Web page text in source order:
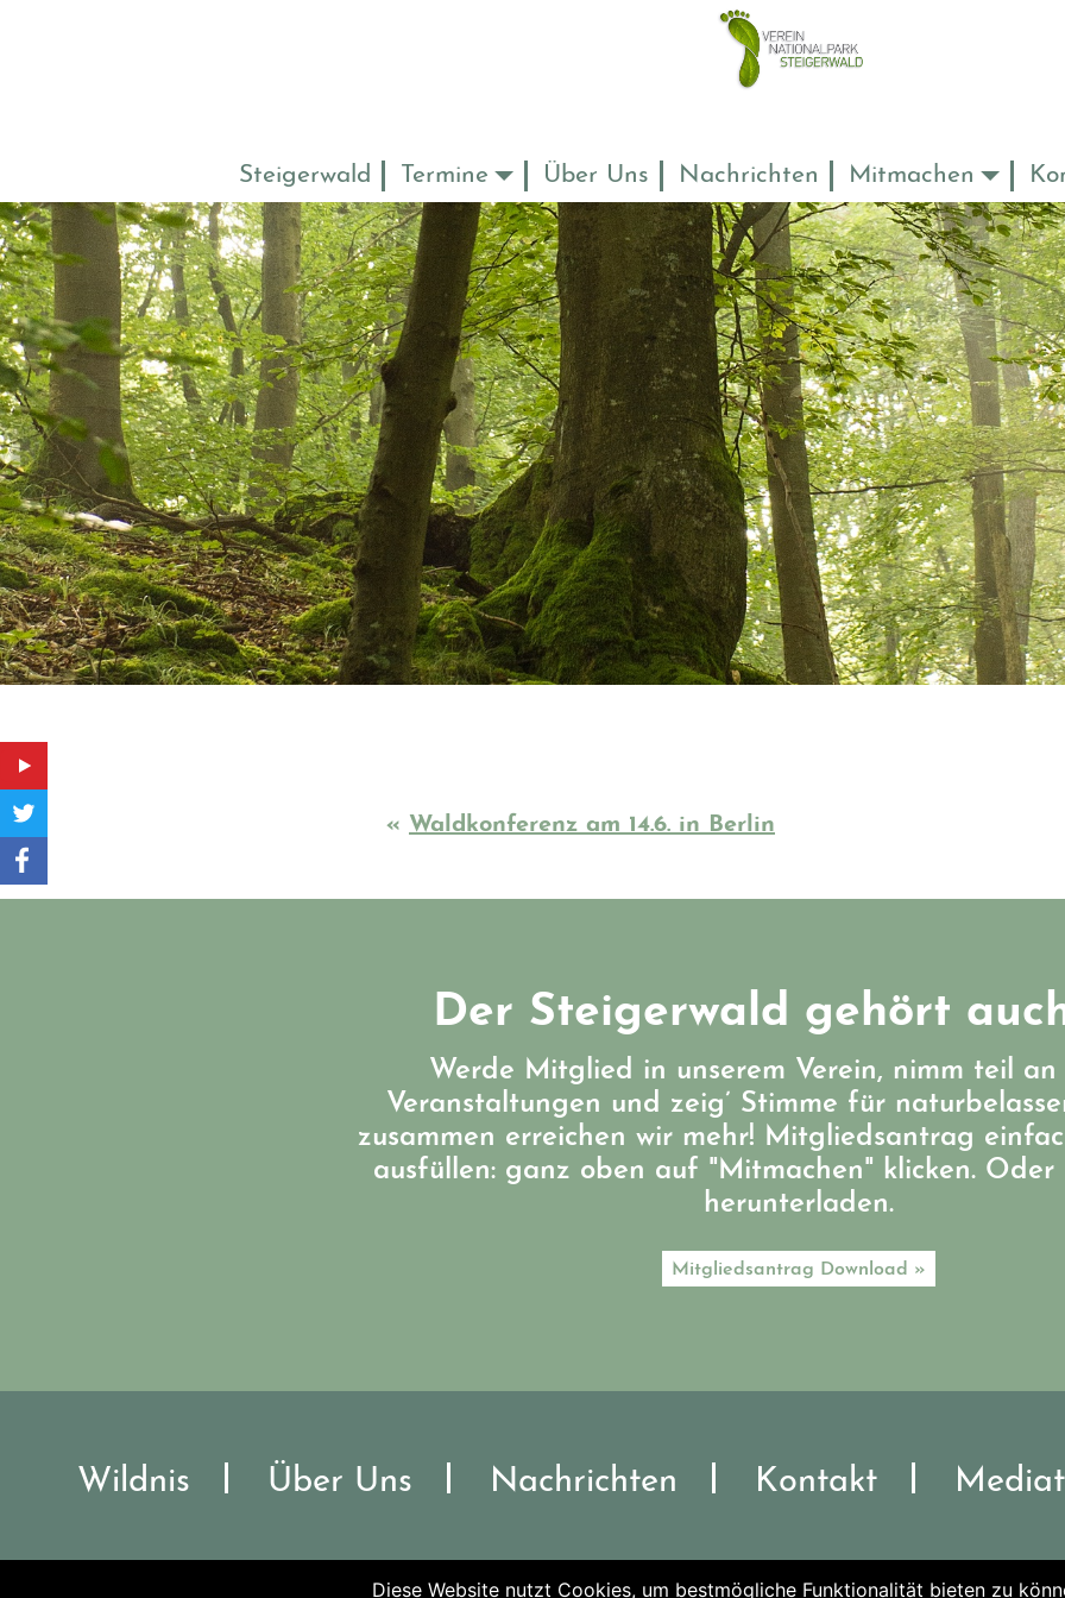
Steigerwald Termine Über Uns Nachrichten Mitmachen
« Waldkonferenz am 14.6. in Berlin
Der Steigerwald gehört
Werde Mitglied in unserem Verein, nimm teil an
Veranstaltungen und zeig’ Stimme für
zusammen erreichen wir mehr! Mitgliedsantrag
ausfüllen: ganz oben auf "Mitmachen" klicken. Oder
herunterladen.
Mitgliedsantrag Download »
Wildnis Über Uns Nachrichten Kontakt
Diese Website nutzt Cookies, um bestmögliche Funktionalität bieten zu